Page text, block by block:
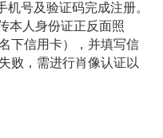
机号及验证码完成注册。
本人身份证正反面照
下信用卡），并填写信
败，需进行肖像认证以